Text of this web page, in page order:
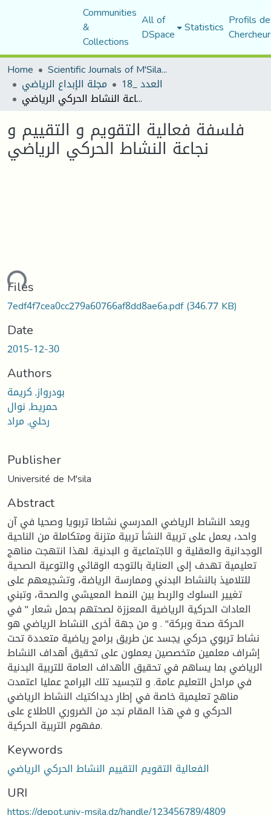
Communities
&
Collections
All of
DSpace Statistics Profils
Home
Scientific Journals of M'Sila University
مجلة الإبداع الرياضي العدد _18
فلسفة فعالية التقويم و التقييم و نجاعة النشاط الحركي الرياضي
فلسفة فعالية التقويم و التقييم و
نجاعة النشاط الحركي الرياضي
Files
7edf4f7cea0cc279a60766af8dd8ae6a.pdf(346.77 KB)
Date
2015-12-30
Authors
بودرواز, كريمة
حمريط, نوال
رحلي, مراد
Publisher
Université de M'sila
Abstract
ويعد النشاط الرياضي المدرسي نشاطا تربويا وصحيا في آن
واحد، يعمل على تربية النشأ تربية متزنة ومتكاملة من الناحية
الوجدانية والعقلية و الاجتماعية و البدنية. لهذا انتهجت مناهج
تعليمية تهدف إلى العناية بالتوجه الوقائي والتوعية الصحية
للتلاميذ بالنشاط البدني وممارسة الرياضة، وتشجيعهم على
تغيير السلوك والربط بين النمط المعيشي والصحة، وتبني
العادات الحركية الرياضية المعززة لصحتهم بحمل شعار " في
الحركة صحة وبركة" . و من جهة أخرى النشاط الرياضي هو
نشاط تربوي حركي يجسد عن طريق برامج رياضية متعددة تحت
إشراف معلمين متخصصين يعملون على تحقيق أهداف النشاط
الرياضي بما يساهم في تحقيق الأهداف العامة للتربية البدنية
في مراحل التعليم عامة. و لتجسيد تلك البرامج عمليا اعتمدت
مناهج تعليمية خاصة في إطار ديداكتيك النشاط الرياضي
الحركي و في هذا المقام نجد من الضروري الاطلاع على
مفهوم التربية الحركية.
Keywords
الفعالية التقويم التقييم النشاط الحركي الرياضي
URI